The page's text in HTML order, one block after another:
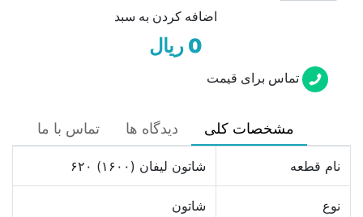
اضافه کردن به سبد
0 ریال
تماس برای قیمت
مشخصات کلی دیدگاه ها تماس با ما
نام قطعه شاتون لیفان (۱۶۰۰) ۶۲۰
نوع شاتون